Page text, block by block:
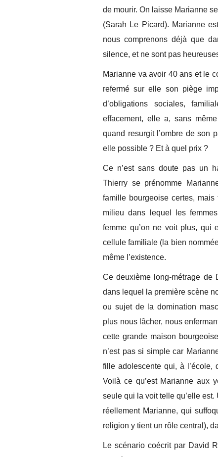
de mourir. On laisse Marianne
(Sarah Le Picard). Marianne
nous comprenons déjà que
silence, et ne sont pas
Marianne va avoir 40 ans et le
refermé sur elle son piège
d’obligations sociales,
effacement, elle a, sans
quand resurgit l’ombre de son
elle possible ? Et à quel prix ?
Ce n’est sans doute pas un
Thierry se prénomme
famille bourgeoise certes,
milieu dans lequel les
femme qu’on ne voit plus, qui
cellule familiale (la bien
même l’existence.
Ce deuxième long-métrage de
dans lequel la première scène
ou sujet de la domination
plus nous lâcher, nous
cette grande maison
n’est pas si simple car
fille adolescente qui, à l’école,
Voilà ce qu’est Marianne aux
seule qui la voit telle qu’elle
réellement Marianne, qui
religion y tient un rôle central),
Le scénario coécrit par David